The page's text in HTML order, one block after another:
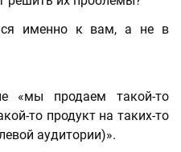
именно к вам, а не в
«мы продаем такой-то
то продукт на таких-то
аудитории)».